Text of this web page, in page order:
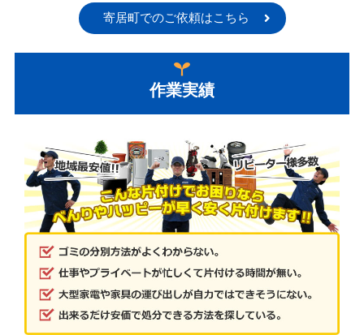
寄居町でのご依頼はこちら
作業実績